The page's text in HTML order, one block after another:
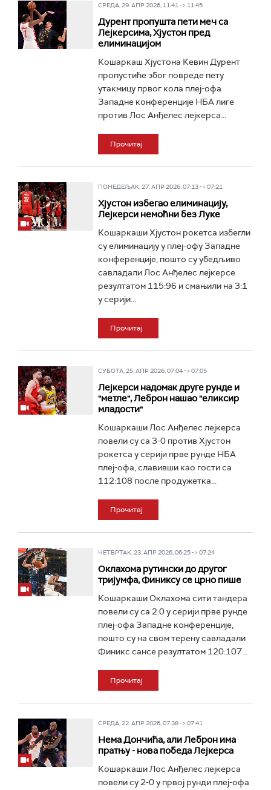
СРЕДА, 29. АПР 2026, 11:41 -> 11:45
Дурент пропушта пети меч са
Лејкерсима, Хјустон пред
елиминацијом
Кошаркаш Хјустона Кевин Дурент
пропустиће због повреде пету
утакмицу првог кола плеј-офа
Западне конференције НБА лиге
против Лос Анђелес лејкерса...
Прочитај
ПОНЕДЕЉАК, 27. АПР 2026, 07:13 -> 07:21
Хјустон избегао елиминацију,
Лејкерси немоћни без Луке
Кошаркаши Хјустон рокетса избегли
су елиминацију у плеј-офу Западне
конференције, пошто су убедљиво
савладали Лос Анђелес лејкерсе
резултатом 115:96 и смањили на 3:1
у серији...
Прочитај
СУБОТА, 25. АПР 2026, 07:04 -> 07:05
Лејкерси надомак друге рунде и
"метле", Леброн нашао "еликсир
младости"
Кошаркаши Лос Анђелес лејкерса
повели су са 3-0 против Хјустон
рокетса у серији прве рунде НБА
плеј-офа, славивши као гости са
112:108 после продужетка...
Прочитај
ЧЕТВРТАК, 23. АПР 2026, 06:25 -> 07:24
Оклахома рутински до другог
тријумфа, Финиксу се црно пише
Кошаркаши Оклахома сити тандера
повели су са 2:0 у серији прве рунде
плеј-офа Западне конференције,
пошто су на свом терену савладали
Финикс сансе резултатом 120:107...
Прочитај
СРЕДА, 22. АПР 2026, 07:38 -> 07:41
Нема Дончића, али Леброн има
пратњу - нова победа Лејкерса
Кошаркаши Лос Анђелес лејкерса
повели су 2-0 у првој рунди плеј-офа